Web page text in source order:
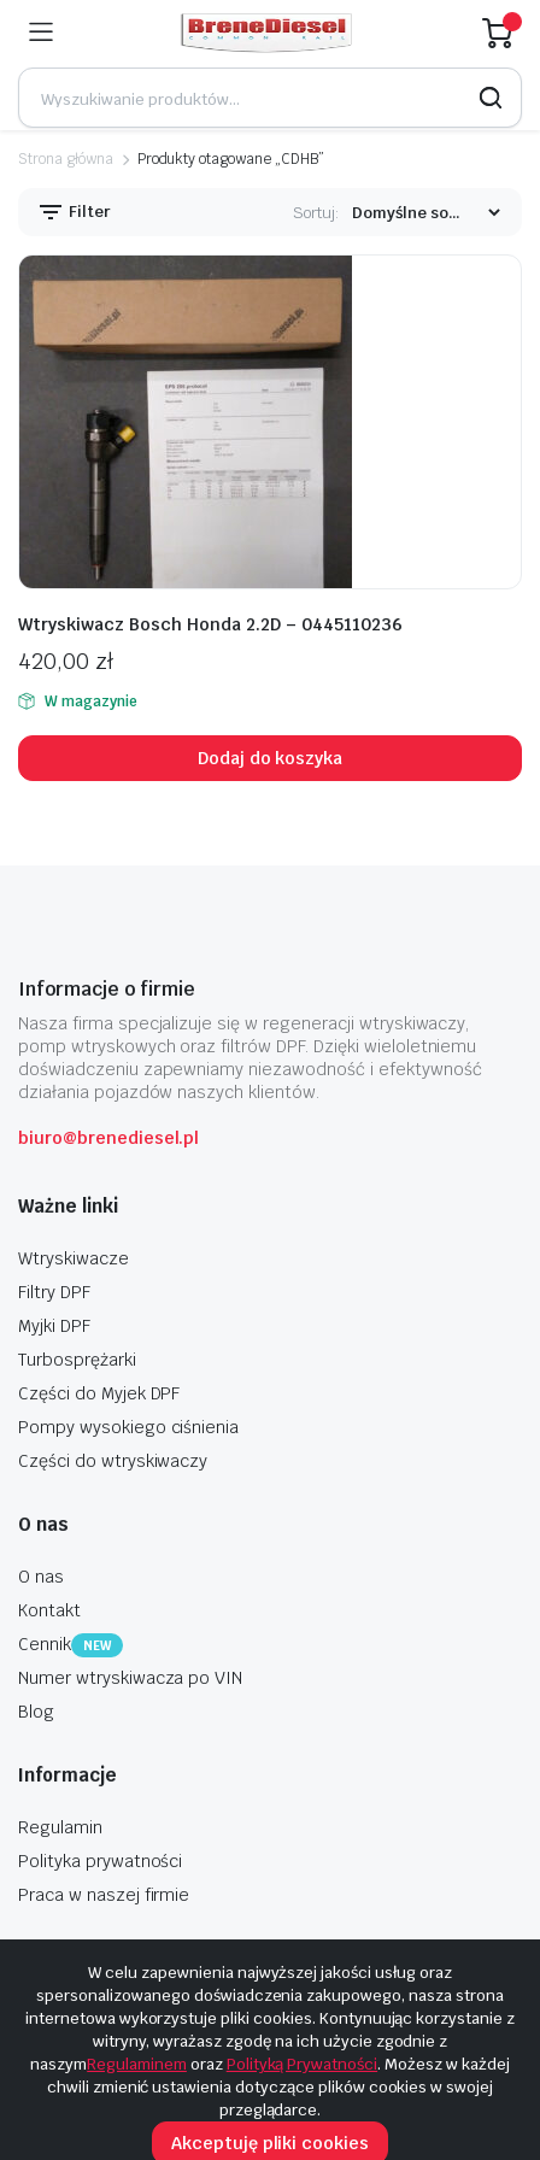
Strona główna Produkty otagowane „CDHB”
Filter Sortuj:
Wtryskiwacz Bosch Honda 2.2D – 0445110236
420,00 zł
W magazynie
Dodaj do koszyka
Informacje o firmie
Nasza firma specjalizuje się w regeneracji wtryskiwaczy,
pomp wtryskowych oraz filtrów DPF. Dzięki wieloletniemu
doświadczeniu zapewniamy niezawodność i efektywność
działania pojazdów naszych klientów.
biuro@brenediesel.pl
Ważne linki
Wtryskiwacze
Filtry DPF
Myjki DPF
Turbosprężarki
Części do Myjek DPF
Pompy wysokiego ciśnienia
Części do wtryskiwaczy
O nas
O nas
Kontakt
Cennik
NEW
Numer wtryskiwacza po VIN
Blog
Informacje
Regulamin
Polityka prywatności
Praca w naszej firmie
Copyright © 2025 Hosting i budowa Cyberplaneta.pl
W celu zapewnienia najwyższej jakości usług oraz
spersonalizowanego doświadczenia zakupowego, nasza strona
internetowa wykorzystuje pliki cookies. Kontynuując korzystanie z
witryny, wyrażasz zgodę na ich użycie zgodnie z
naszymRegulaminem orazPolityką Prywatności. Możesz w każdej
chwili zmienić ustawienia dotyczące plików cookies w swojej
przeglądarce.
Akceptuję pliki cookies